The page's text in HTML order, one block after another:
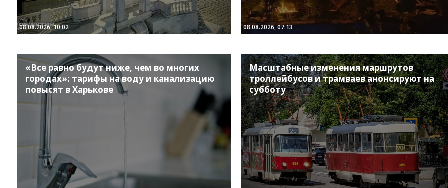
08.08.2026, 10:02 08.08.2026, 07:13
«Все равно будут ниже, чем во многих
городах»: тарифы на воду и канализацию
повысят в Харькове
Масштабные изменения маршрутов
троллейбусов и трамваев анонсируют на
субботу